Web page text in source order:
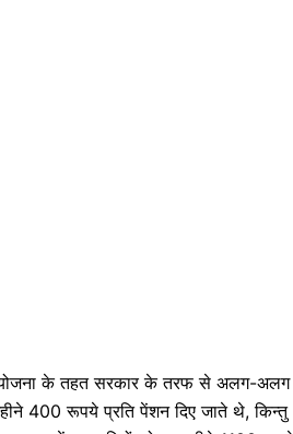
के तहत सरकार के तरफ से अलग-अलग
400 रूपये प्रति पेंशन दिए जाते थे, किन्तु